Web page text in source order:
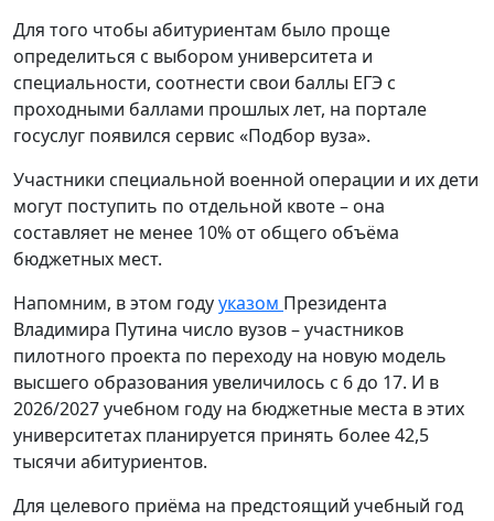
Для того чтобы абитуриентам было проще
определиться с выбором университета и
специальности, соотнести свои баллы ЕГЭ с
проходными баллами прошлых лет, на портале
госуслуг появился сервис «Подбор вуза».
Участники специальной военной операции и их дети
могут поступить по отдельной квоте – она
составляет не менее 10% от общего объёма
бюджетных мест.
Напомним, в этом годууказом Президента
Владимира Путина число вузов – участников
пилотного проекта по переходу на новую модель
высшего образования увеличилось с 6 до 17. И в
2026/2027 учебном году на бюджетные места в этих
университетах планируется принять более 42,5
тысячи абитуриентов.
Для целевого приёма на предстоящий учебный год